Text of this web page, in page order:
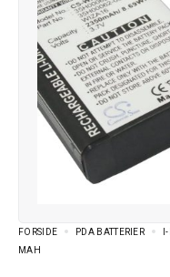
FORSIDE PDA BATTERIER
MAH